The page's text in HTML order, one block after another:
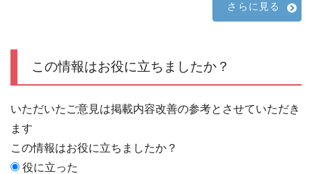
さらに見る
この情報はお役に立ちましたか？
いただいたご意見は掲載内容改善の参考とさせていただき
ます
この情報はお役に立ちましたか？
役に立った